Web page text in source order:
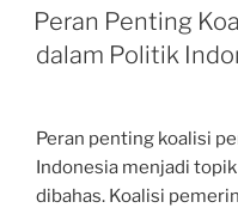
ON
Peran Penting
dalam Politik
Peran penting koalisi
Indonesia menjadi
dibahas. Koalisi